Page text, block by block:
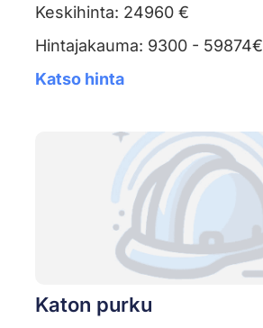
Keskihinta: 24960 €
Hintajakauma: 9300 - 59874€
Katso hinta
Katon purku